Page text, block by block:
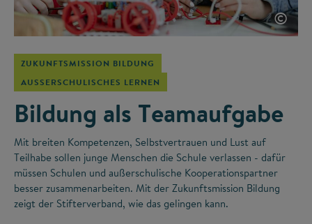
©
ZUKUNFTSMISSION BILDUNG
AUSSERSCHULISCHES LERNEN
Bildung als Teamaufgabe
Mit breiten Kompetenzen, Selbstvertrauen und Lust auf
Teilhabe sollen junge Menschen die Schule verlassen - dafür
müssen Schulen und außerschulische Kooperationspartner
besser zusammenarbeiten. Mit der Zukunftsmission Bildung
zeigt der Stifterverband, wie das gelingen kann.